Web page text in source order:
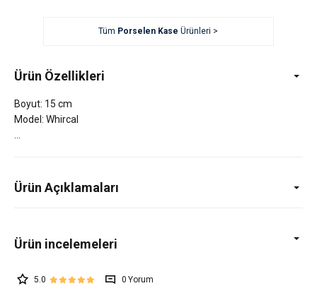
Tüm Porselen Kase Ürünleri >
Ürün Özellikleri
Boyut: 15 cm
Model: Whircal
Ürün Açıklamaları
5.0 0